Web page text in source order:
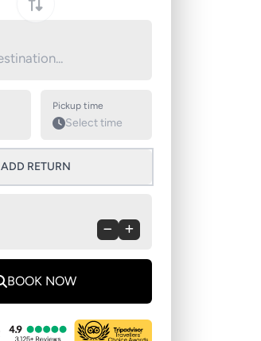
Swap pickup and destination Pickup time
ADD RETURN
BOOK NOW